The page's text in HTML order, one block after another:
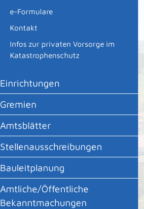
e-Formulare
Kontakt
Infos zur privaten Vorsorge im
Katastrophenschutz
Einrichtungen
Gremien
Amtsblätter
Stellenausschreibungen
Bauleitplanung
Amtliche/Öffentliche
Bekanntmachungen